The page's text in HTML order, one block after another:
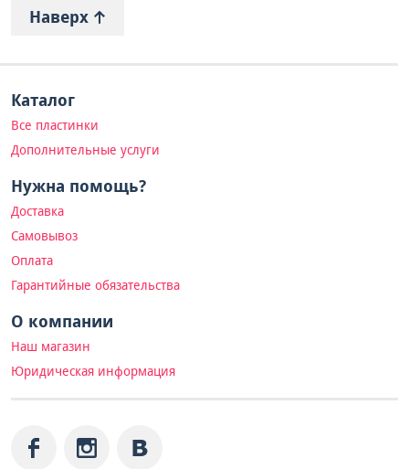
Наверх
Каталог
Все пластинки
Дополнительные услуги
Нужна помощь?
Доставка
Самовывоз
Оплата
Гарантийные обязательства
О компании
Наш магазин
Юридическая информация